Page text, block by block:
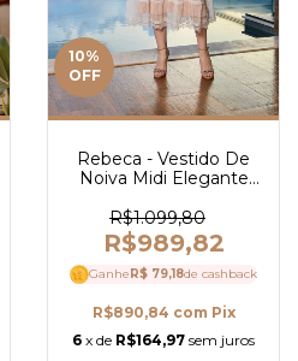
10%
OFF
Rebeca - Vestido De
Noiva Midi Elegante
Detalhes em Guipir -
Ref 4100
R$1.099,80
R$989,82
Ganhe R$ 79,18de cashback
R$890,84 com Pix
6 x de R$164,97 sem juros